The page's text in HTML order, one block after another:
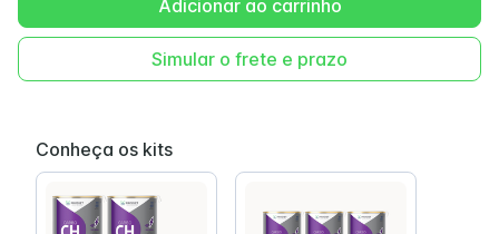
Adicionar ao carrinho
Simular o frete e prazo
Conheça os kits